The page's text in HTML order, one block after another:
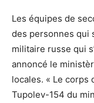
Les équipes de
des personnes qui
militaire russe qui
annoncé le
locales. « Le corps
Tupolev-154 du